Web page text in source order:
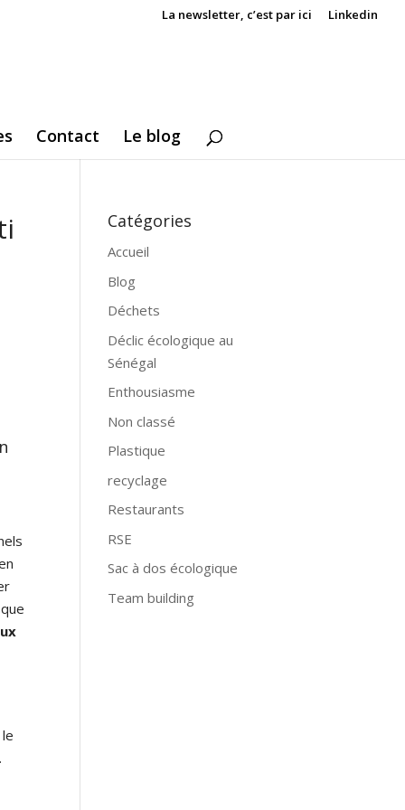
La newsletter, c’est par ici Linkedin
Contact Le blog
Catégories
Accueil
Blog
Déchets
Déclic écologique au
Sénégal
Enthousiasme
Non classé
Plastique
recyclage
Restaurants
RSE
Sac à dos écologique
Team building